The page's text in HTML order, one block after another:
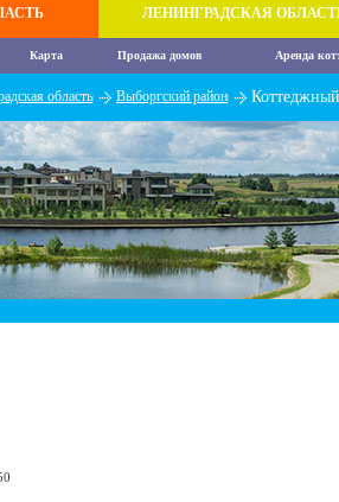
ЛЕНИНГРАДСКАЯ
Карта Продажа домов Аренда
область Выборгский район